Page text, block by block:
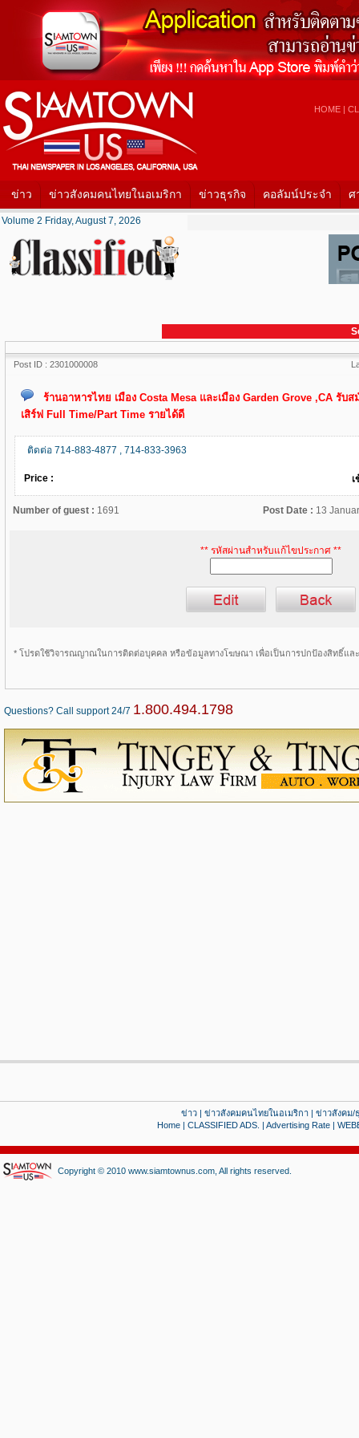
HOME |
ข่าว ข่าวสังคมคนไทยในอเมริกา ข่าวธุรกิจ คอลัมน์ประจำ ศ
Volume 2 Friday, August 7, 2026
Post ID : 2301000008
ร้านอาหารไทย เมือง Costa Mesa และเมือง Garden Grove ,CA รั
เสิร์ฟ Full Time/Part Time รายได้ดี
ติดต่อ 714-883-4877 , 714-833-3963
Price :
Number of guest : 1691 Post Date : 13
** รหัสผ่านสำหรับแก้ไขประกาศ **
* โปรดใช้วิจารณญาณในการติดต่อบุคคล หรือข้อมูลทางโฆษณา เพื่อเป็นการปกป้องสิทธิ์แล
Questions? Call support 24/7 1.800.494.1798
ข่าว| ข่าวสังคมคนไทยในอเมริกา| ข่าวสังคม/
Home| CLASSIFIED ADS. | Advertising Rate|
Copyright © 2010 www.siamtownus.com, All rights reserved.